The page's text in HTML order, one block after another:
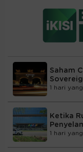
Saham
1 hari
Ketika
1 hari